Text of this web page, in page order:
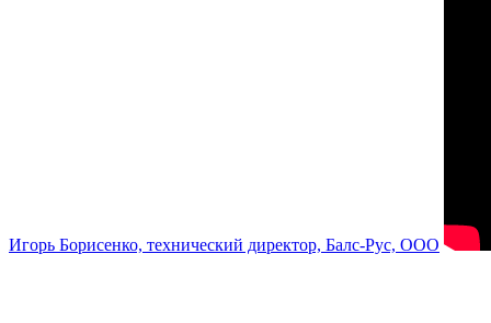
Игорь Борисенко, технический директор, Балс-Рус, ООО